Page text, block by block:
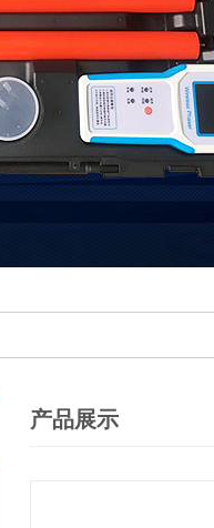
产品展示